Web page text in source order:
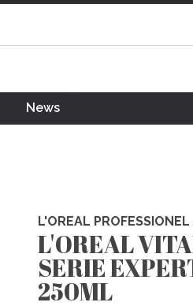
News
L'OREAL PROFESSIONEL
L'OREAL
SERIE
250ML